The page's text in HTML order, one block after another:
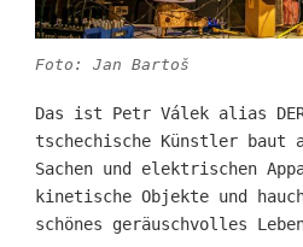
Foto: Jan Bartoš
Das ist Petr Válek alias DER
tschechische Künstler baut
Sachen und elektrischen
kinetische Objekte und
schönes geräuschvolles